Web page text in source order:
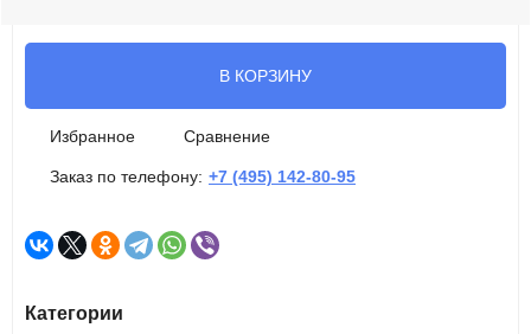
В КОРЗИНУ
Избранное Сравнение
Заказ по телефону: +7 (495) 142-80-95
Категории